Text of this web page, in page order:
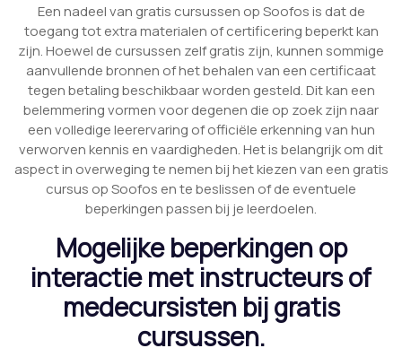
Een nadeel van gratis cursussen op Soofos is dat de
toegang tot extra materialen of certificering beperkt kan
zijn. Hoewel de cursussen zelf gratis zijn, kunnen sommige
aanvullende bronnen of het behalen van een certificaat
tegen betaling beschikbaar worden gesteld. Dit kan een
belemmering vormen voor degenen die op zoek zijn naar
een volledige leerervaring of officiële erkenning van hun
verworven kennis en vaardigheden. Het is belangrijk om dit
aspect in overweging te nemen bij het kiezen van een gratis
cursus op Soofos en te beslissen of de eventuele
beperkingen passen bij je leerdoelen.
Mogelijke beperkingen op
interactie met instructeurs of
medecursisten bij gratis
cursussen.